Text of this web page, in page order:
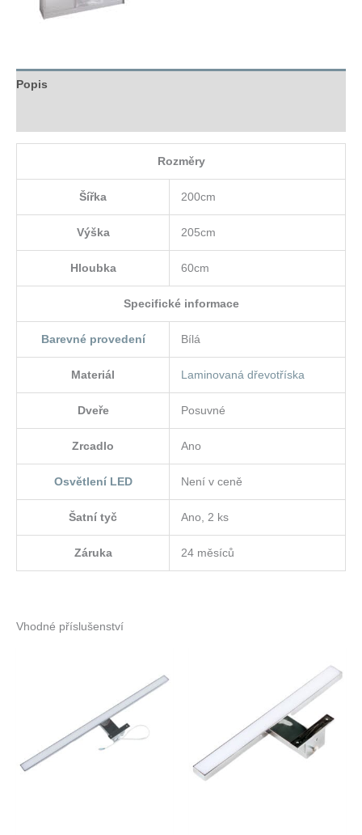
Popis
Rozměry
Šířka 200cm
Výška 205cm
Hloubka 60cm
Specifické informace
Barevné provedení Bílá
Materiál Laminovaná dřevotříska
Dveře Posuvné
Zrcadlo Ano
Osvětlení LED Není v ceně
Šatní tyč Ano, 2 ks
Záruka 24 měsíců
Vhodné příslušenství